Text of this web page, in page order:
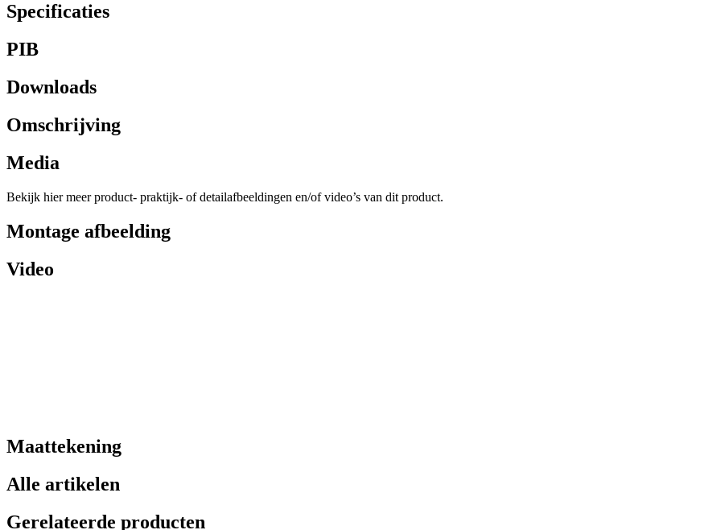
Specificaties
PIB
Downloads
Omschrijving
Media
Bekijk hier meer product- praktijk- of detailafbeeldingen en/of video’s van dit product.
Montage afbeelding
Video
Maattekening
Alle artikelen
Gerelateerde producten